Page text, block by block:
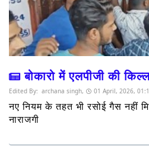
बोकारो में एलपीजी की
Edited By: archana singh, 01 April, 2026,
नए नियम के तहत भी रसोई गैस नहीं
नाराजगी